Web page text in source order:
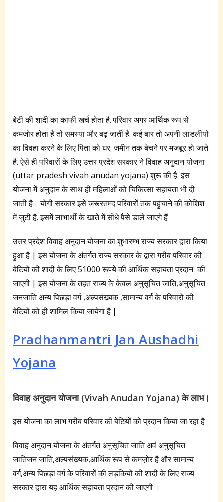
बेटी की शादी का काफी खर्च होता है. परिवार अगर आर्थिक रूप से
कमजोर होता है तो समस्या और बढ़ जाती है. कई बार तो अपनी लाडलीयो
का विवहा करने के लिए पिता को घर, जमीन तक बेचने पर मजबूर हो जाते
है. ऐसे ही परिवारों के लिए उत्तर प्रदेश सरकार ने विवाह अनुदान योजना
(uttar pradesh vivah anudan yojana) शुरू की है. इस
योजना में अनुदान के साथ ही महिलाओं को चिकित्सा सहायता भी दी
जाती है। योगी सरकार इसे जरूरतमंद परिवारों तक पहुंचाने की कोशिश
में जुटी है. इसमें लाभार्थी के खाते में सीधे पैसे डाले जाएगे हैं
उत्तर प्रदेश विवाह अनुदान योजना का शुभारम्भ राज्य सरकार द्वारा किया
हुआ है | इस योजना के अंतर्गत राज्य सरकार के द्वारा गरीब परिवार की
बेटियों की शादी के लिए 51000 रूपये की आर्थिक सहायता प्रदान की
जाएगी | इस योजना के तहत राज्य के केवल अनुसूचित जाति,अनुसूचित
जनजाति अन्य पिछड़ा वर्ग ,अल्पसंख्यक ,सामान्य वर्ग के परिवारों की
बेटियों को ही शामिल किया जायेगा है |
Pradhanmantri Jan Aushadhi
Yojana
विवाह अनुदान योजना (Vivah Anudan Yojana) के लाभ।
इस योजना का लाभ गरीब परिवार की बेटियों को प्रदान किया जा रहा है
विवाह अनुदान योजना के अंतर्गत अनुसूचित जाति अवं अनुसूचित
जातिजन जाति,अल्पसंख्यक,आर्थिक रूप से कमज़ोर है और सामान्य
वर्ग,अन्य पिछड़ा वर्ग के परिवारों की लड़कियों की शादी के लिए राज्य
सरकार द्वारा यह आर्थिक सहायता प्रदान की जाएगी ।